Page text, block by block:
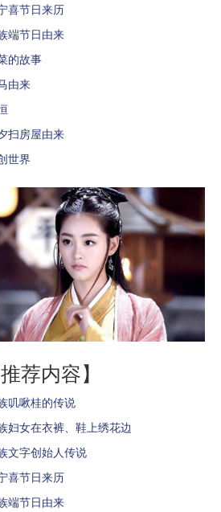
喜节日来历
端节日由来
的故事
由来
扫房屋由来
世界
推荐内容】
叽啾桂的传说
妇女在衣裤、鞋上绣花边
文字创始人传说
喜节日来历
端节日由来